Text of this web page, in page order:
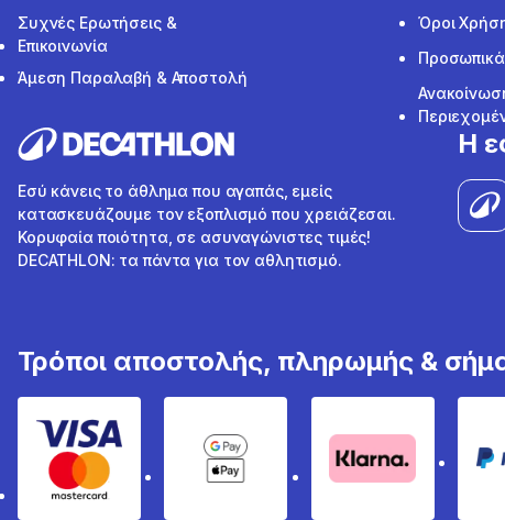
Συχνές Ερωτήσεις &
Επικοινωνία
Άμεση Παραλαβή & Αποστολή
Όροι
Εσύ κάνεις το άθλημα που αγαπάς, εμείς
κατασκευάζουμε τον εξοπλισμό που χρειάζεσαι.
Κορυφαία ποιότητα, σε ασυναγώνιστες τιμές!
DECATHLON: τα πάντα για τον αθλητισμό.
Η
Τρόποι αποστολής, πληρωμής &
Visa & MastercardGoogle Pay & Apple Pay
Klarna